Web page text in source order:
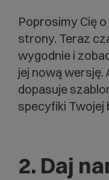
Poprosimy Cię
strony. Teraz
wygodnie i
jej nową
dopasuje
specyfiki Twojej
2. Daj